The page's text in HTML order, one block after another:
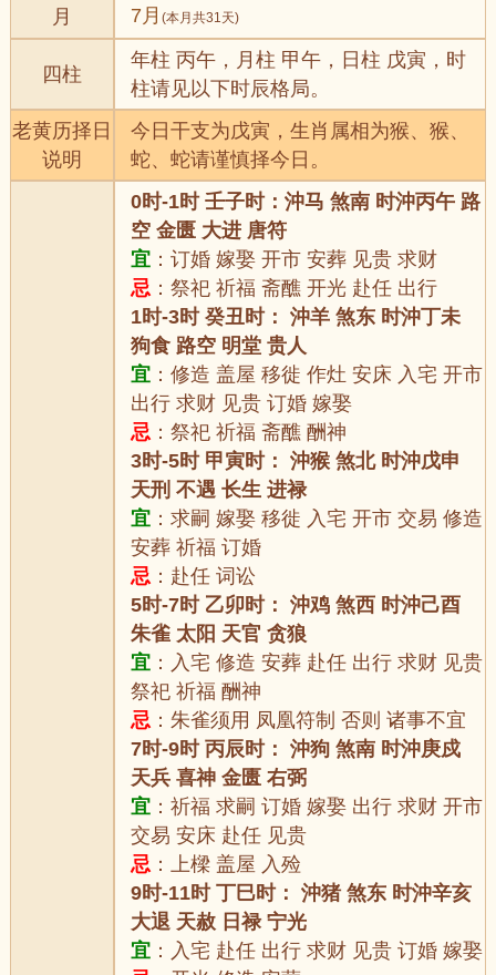
月 7月(本月共31天)
四柱
年柱 丙午，月柱 甲午，日柱 戊寅，时
柱请见以下时辰格局。
老黄历择日
说明
今日干支为戊寅，生肖属相为猴、猴、
蛇、蛇请谨慎择今日。
0时-1时 壬子时：沖马 煞南 时沖丙午 路
空 金匮 大进 唐符
宜 ：订婚 嫁娶 开市 安葬 见贵 求财
忌 ：祭祀 祈福 斋醮 开光 赴任 出行
1时-3时 癸丑时： 沖羊 煞东 时沖丁未
狗食 路空 明堂 贵人
宜 ：修造 盖屋 移徙 作灶 安床 入宅 开市
出行 求财 见贵 订婚 嫁娶
忌 ：祭祀 祈福 斋醮 酬神
3时-5时 甲寅时： 沖猴 煞北 时沖戊申
天刑 不遇 长生 进禄
宜 ：求嗣 嫁娶 移徙 入宅 开市 交易 修造
安葬 祈福 订婚
忌 ：赴任 词讼
5时-7时 乙卯时： 沖鸡 煞西 时沖己酉
朱雀 太阳 天官 贪狼
宜 ：入宅 修造 安葬 赴任 出行 求财 见贵
祭祀 祈福 酬神
忌 ：朱雀须用 凤凰符制 否则 诸事不宜
7时-9时 丙辰时： 沖狗 煞南 时沖庚戍
天兵 喜神 金匮 右弼
宜 ：祈福 求嗣 订婚 嫁娶 出行 求财 开市
交易 安床 赴任 见贵
忌 ：上樑 盖屋 入殓
9时-11时 丁巳时： 沖猪 煞东 时沖辛亥
大退 天赦 日禄 宁光
宜 ：入宅 赴任 出行 求财 见贵 订婚 嫁娶